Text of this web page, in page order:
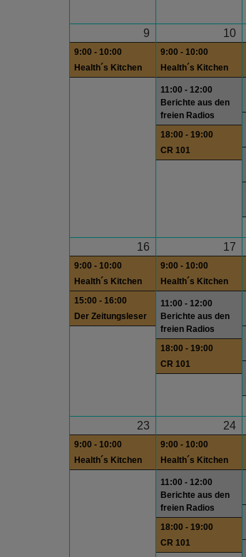
9
9:00 - 10:00
Health´s Kitchen
10
9:00 - 10:00
Health´s Kitchen
11:00 - 12:00
Berichte aus den
freien Radios
18:00 - 19:00
CR 101
16
9:00 - 10:00
Health´s Kitchen
15:00 - 16:00
Der Zeitungsleser
17
9:00 - 10:00
Health´s Kitchen
11:00 - 12:00
Berichte aus den
freien Radios
18:00 - 19:00
CR 101
23
9:00 - 10:00
Health´s Kitchen
24
9:00 - 10:00
Health´s Kitchen
11:00 - 12:00
Berichte aus den
freien Radios
18:00 - 19:00
CR 101